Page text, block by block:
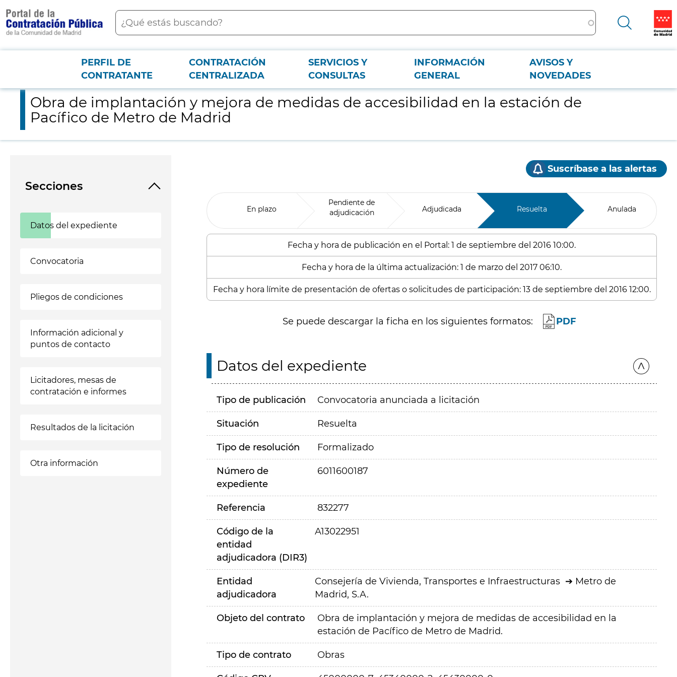
contenido
principal
Buscar
Menú PCON
PERFIL DE
CONTRATANTE
CONTRATACIÓN
CENTRALIZADA
SERVICIOS Y
CONSULTAS
INFORMACIÓN
GENERAL
AVISOS Y
NOVEDADES
Obra de implantación y mejora de medidas de accesibilidad en la estación de Pacífico de Metro de Madrid
Obra de implantación y mejora de medidas de accesibilidad en la estación de
Pacífico de Metro de Madrid
Secciones
Datos del expediente
Convocatoria
Pliegos de condiciones
Información adicional y
puntos de contacto
Licitadores, mesas de
contratación e informes
Resultados de la licitación
Otra información
Suscríbase a las alertas
En plazo
Pendiente de
adjudicación
Adjudicada Resuelta Anulada
Fecha y hora de publicación en el Portal: 1 de septiembre del 2016 10:00.
Fecha y hora de la última actualización: 1 de marzo del 2017 06:10.
Fecha y hora límite de presentación de ofertas o solicitudes de participación: 13 de septiembre del 2016 12:00.
Se puede descargar la ficha en los siguientes formatos: PDF
Datos del expediente
Tipo de publicación Convocatoria anunciada a licitación
Situación Resuelta
Tipo de resolución Formalizado
Número de
expediente
6011600187
Referencia 832277
Código de la
entidad
adjudicadora (DIR3)
A13022951
Entidad
adjudicadora
Consejería de Vivienda, Transportes e Infraestructuras
Metro de
Madrid, S.A.
Objeto del contrato
Obra de implantación y mejora de medidas de accesibilidad en la
estación de Pacífico de Metro de Madrid.
Tipo de contrato Obras